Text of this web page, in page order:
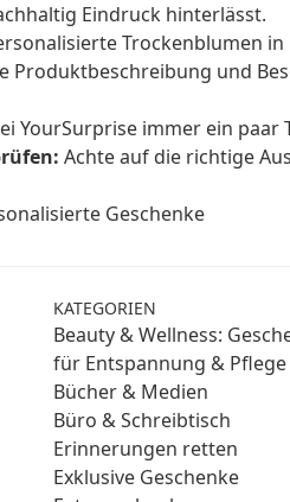
Eindruck hinterlässt.
Trockenblumen
Produktbeschreibung und
YourSurprise immer ein
Achte auf die richtige
Geschenke
KATEGORIEN
Beauty & Wellness:
für Entspannung & Pflege
Bücher & Medien
Büro & Schreibtisch
Erinnerungen retten
Exklusive Geschenke